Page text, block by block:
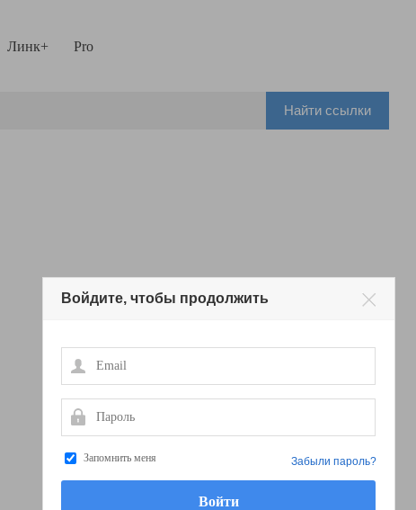
Линк+ Pro
Найти ссылки
Войдите, чтобы продолжить
Email
Пароль
Запомнить меня Забыли пароль?